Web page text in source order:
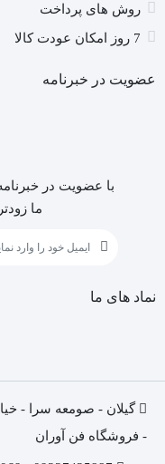
روش های پرداخت
7 روز امکان عودت کالا
عضویت در خبرنامه
با عضویت در
ما
نماد های ما
گیلان - صومعه سرا -
- فروشگاه فن آوران